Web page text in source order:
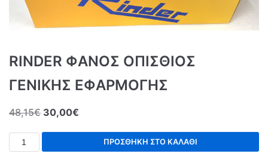
RINDER ΦΑΝΟΣ ΟΠΙΣΘΙΟΣ
ΓΕΝΙΚΗΣ ΕΦΑΡΜΟΓΗΣ
48,15€ 30,00€
ΠΡΟΣΘΉΚΗ ΣΤΟ ΚΑΛΆΘΙ